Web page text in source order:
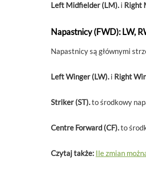
Left Midfielder (LM). i Right
Napastnicy (FWD): LW,
Napastnicy są głównymi
Left Winger (LW). i Right
Striker (ST).to środkowy
Centre Forward (CF).to
Czytaj także: Ile zmian